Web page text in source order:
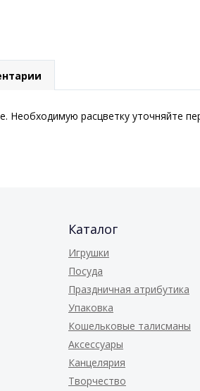
Необходимую расцветку уточняйте
Каталог
Игрушки
Посуда
Праздничная атрибутика
Упаковка
Кошельковые талисманы
Аксессуары
Канцелярия
Творчество